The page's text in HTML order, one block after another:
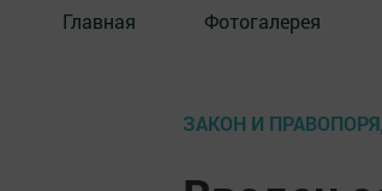
Главная Фотогалерея
ЗАКОН И